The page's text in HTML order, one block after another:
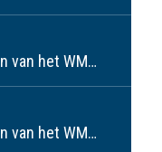
Jolanda v.d. Kolk
Pauline Smeets